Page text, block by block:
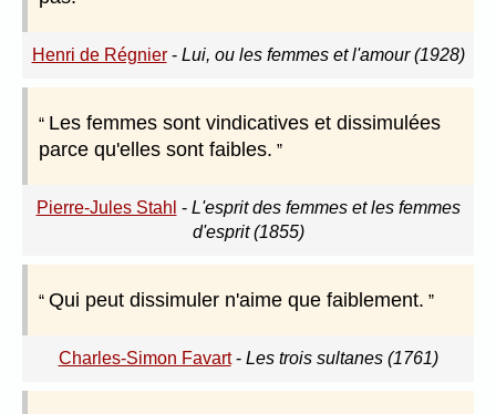
Henri de Régnier- Lui, ou les femmes et l'amour (1928)
Les femmes sont vindicatives et dissimulées
parce qu'elles sont faibles.
Pierre-Jules Stahl - L'esprit des femmes et les femmes
d'esprit (1855)
Qui peut dissimuler n'aime que faiblement.
Charles-Simon Favart- Les trois sultanes (1761)